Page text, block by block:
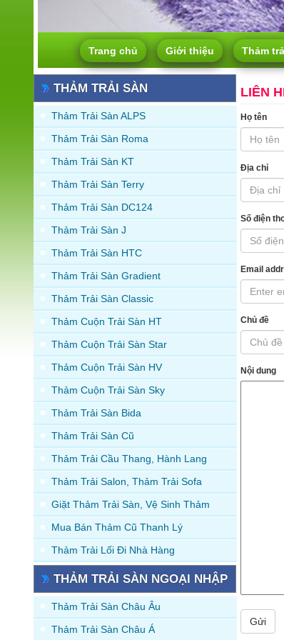
Trang chủ Giới thiệu Thảm
THẢM TRẢI SÀN
Thảm Trải Sàn ALPS
Thảm Trải Sàn Roma
Thảm Trải Sàn KT
Thảm Trải Sàn Terry
Thảm Trải Sàn DC124
Thảm Trải Sàn J
Thảm Trải Sàn HTC
Thảm Trải Sàn Gradient
Thảm Trải Sàn Classic
Thảm Cuộn Trải Sàn HT
Thảm Cuộn Trải Sàn Star
Thảm Cuộn Trải Sàn HV
Thảm Cuộn Trải Sàn Sky
Thảm Trải Sàn Bida
Thảm Trải Sàn Cũ
Thảm Trải Cầu Thang, Hành Lang
Thảm Trải Salon, Thảm Trải Sofa
Giặt Thảm Trải Sàn, Vệ Sinh Thảm
Mua Bán Thảm Cũ Thanh Lý
Thảm Trải Lối Đi Nhà Hàng
THẢM TRẢI SÀN NGOẠI NHẬP
Thảm Trải Sàn Châu Âu
Thảm Trải Sàn Châu Á
LIÊN
Họ tên
Địa chỉ
Số điện
Email
Chủ đề
Nội dung
Gửi